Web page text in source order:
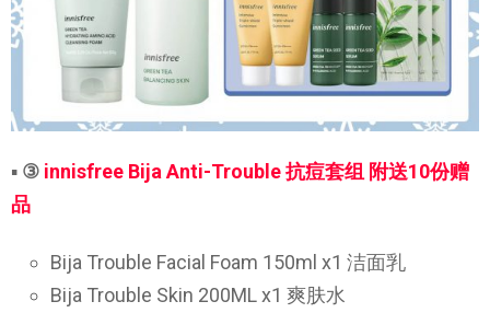
▪ ③ innisfree Bija Anti-Trouble 抗痘套组 附送10份赠
品
Bija Trouble Facial Foam 150ml x1 洁面乳
Bija Trouble Skin 200ML x1 爽肤水